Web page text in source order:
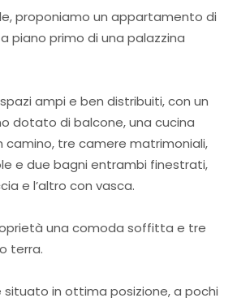
proponiamo un appartamento di
piano primo di una palazzina
ampi e ben distribuiti, con un
dotato di balcone, una cucina
camino, tre camere matrimoniali,
e due bagni entrambi finestrati,
e l’altro con vasca.
una comoda soffitta e tre
terra.
situato in ottima posizione, a pochi